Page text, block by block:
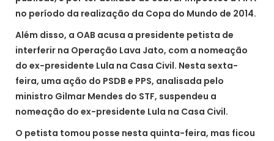
no período da realização da Copa do Mundo de 2014.
Além disso, a OAB acusa a presidente petista de
interferir na Operação Lava Jato, com a nomeação
do ex-presidente Lula na Casa Civil. Nesta sexta-
feira, uma ação do PSDB e PPS, analisada pelo
ministro Gilmar Mendes do STF, suspendeu a
nomeação do ex-presidente Lula na Casa Civil.
O petista tomou posse nesta quinta-feira, mas ficou